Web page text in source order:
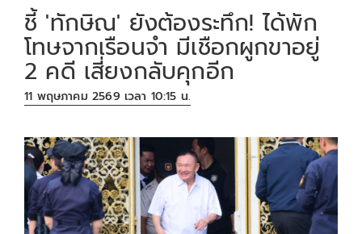
ชี้ 'ทักษิณ' ยังต้องระทึก! ได้พัก
โทษจากเรือนจำ มีเชือกผูกขาอยู่
2 คดี เสี่ยงกลับคุกอีก
11 พฤษภาคม 2569 เวลา 10:15 น.